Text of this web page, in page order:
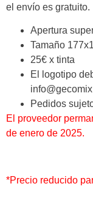
el envío es gratuito.
Apertura
Tamaño
25€ x tinta
El logotipo
Pedidos
El proveedor
de enero de 2025.
*Precio reducido